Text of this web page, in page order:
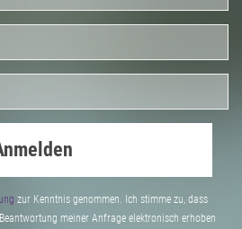
zur Kenntnis genommen. Ich stimme zu, dass
meiner Anfrage elektronisch erhoben